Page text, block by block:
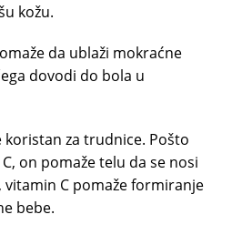
kožu.
da ublaži mokraćne
dovodi do bola u
koristan za trudnice. Pošto
on pomaže telu da se nosi
vitamin C pomaže formiranje
bebe.